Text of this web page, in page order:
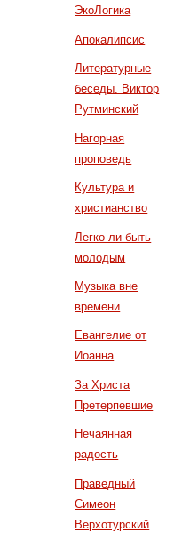
ЭкоЛогика
Апокалипсис
Литературные
беседы. Виктор
Рутминский
Нагорная
проповедь
Культура и
христианство
Легко ли быть
молодым
Музыка вне
времени
Евангелие от
Иоанна
За Христа
Претерпевшие
Нечаянная
радость
Праведный
Симеон
Верхотурский